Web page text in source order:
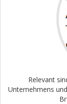
Relevant
Unternehmens